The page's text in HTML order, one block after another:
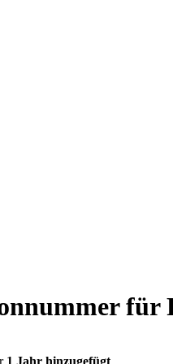
für
1 Jahr hinzugefügt.